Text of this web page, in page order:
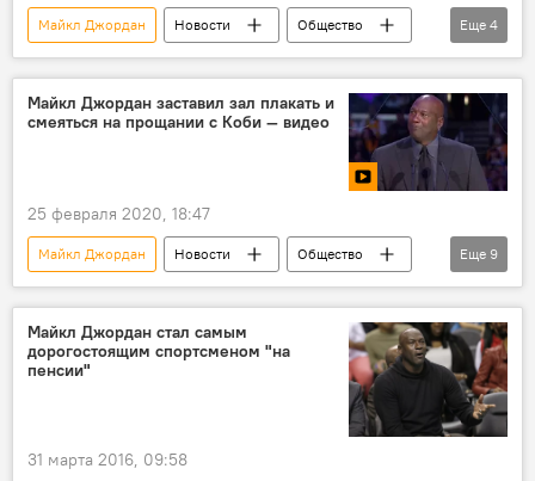
Майкл Джордан Новости
Общество
В мире
США
Кроссовки
аукцион
Еще 4
Майкл Джордан заставил зал плакать и
смеяться на прощании с Коби — видео
25 февраля 2020, 18:47
Майкл Джордан Новости
Общество
В мире
спорт
видео
Мультимедиа
Коби Брайант
баскетбол
прощание
смерть
Еще 9
Майкл Джордан стал самым
дорогостоящим спортсменом "на
пенсии"
31 марта 2016, 09:58